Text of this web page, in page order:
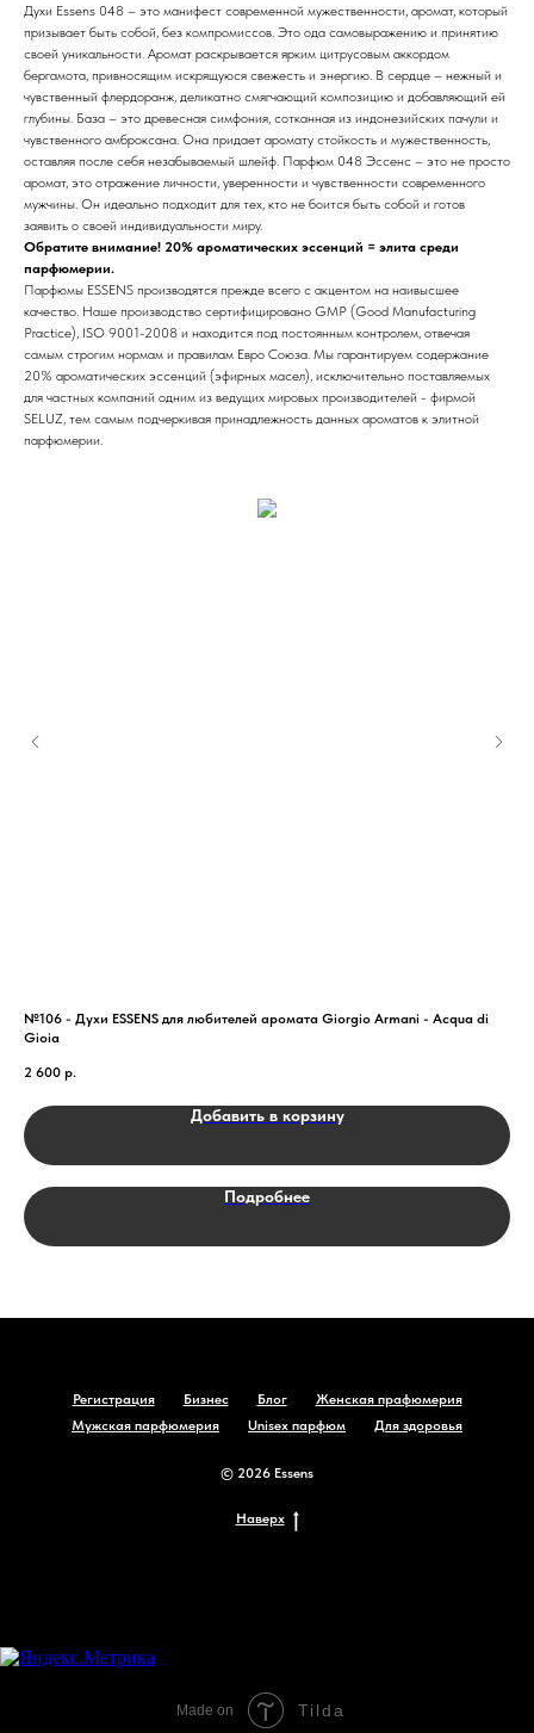
Духи Essens 048 – это манифест современной мужественности, аромат, который
призывает быть собой, без компромиссов. Это ода самовыражению и принятию
своей уникальности. Аромат раскрывается ярким цитрусовым аккордом
бергамота, привносящим искрящуюся свежесть и энергию. В сердце – нежный и
чувственный флердоранж, деликатно смягчающий композицию и добавляющий ей
глубины. База – это древесная симфония, сотканная из индонезийских пачули и
чувственного амброксана. Она придает аромату стойкость и мужественность,
оставляя после себя незабываемый шлейф. Парфюм 048 Эссенс – это не просто
аромат, это отражение личности, уверенности и чувственности современного
мужчины. Он идеально подходит для тех, кто не боится быть собой и готов
заявить о своей индивидуальности миру.
Обратите внимание! 20% ароматических эссенций = элита среди
парфюмерии.
Парфюмы ESSENS производятся прежде всего с акцентом на наивысшее
качество. Наше производство сертифицировано GMP (Good Manufacturing
Practice), ISO 9001-2008 и находится под постоянным контролем, отвечая
самым строгим нормам и правилам Евро Союза. Мы гарантируем содержание
20% ароматических эссенций (эфирных масел), исключительно поставляемых
для частных компаний одним из ведущих мировых производителей - фирмой
SELUZ, тем самым подчеркивая принадлежность данных ароматов к элитной
парфюмерии.
№106 - Духи ESSENS для любителей аромата Giorgio Armani - Acqua di
Gioia
2 600 р.
Добавить в корзину
Подробнее
Регистрация Бизнес Блог
Женская прафюмерия
Мужская парфюмерия
Unisex парфюм Для здоровья
© 2026 Essens
Наверх
Made on Tilda